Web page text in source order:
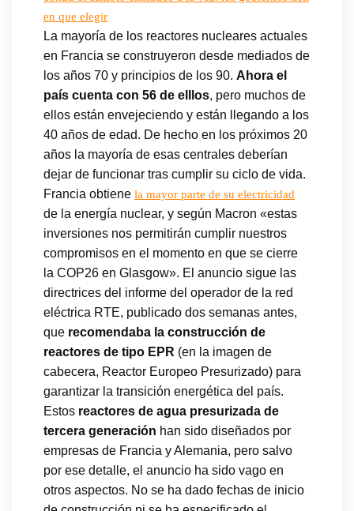
en que elegir
La mayoría de los reactores nucleares actuales
en Francia se construyeron desde mediados de
los años 70 y principios de los 90. Ahora el
país cuenta con 56 de elllos, pero muchos de
ellos están envejeciendo y están llegando a los
40 años de edad. De hecho en los próximos 20
años la mayoría de esas centrales deberían
dejar de funcionar tras cumplir su ciclo de vida.
Francia obtiene la mayor parte de su electricidad
de la energía nuclear, y según Macron «estas
inversiones nos permitirán cumplir nuestros
compromisos en el momento en que se cierre
la COP26 en Glasgow». El anuncio sigue las
directrices del informe del operador de la red
eléctrica RTE, publicado dos semanas antes,
que recomendaba la construcción de
reactores de tipo EPR (en la imagen de
cabecera, Reactor Europeo Presurizado) para
garantizar la transición energética del país.
Estos reactores de agua presurizada de
tercera generación han sido diseñados por
empresas de Francia y Alemania, pero salvo
por ese detalle, el anuncio ha sido vago en
otros aspectos. No se ha dado fechas de inicio